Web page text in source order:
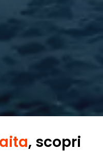
, scopri